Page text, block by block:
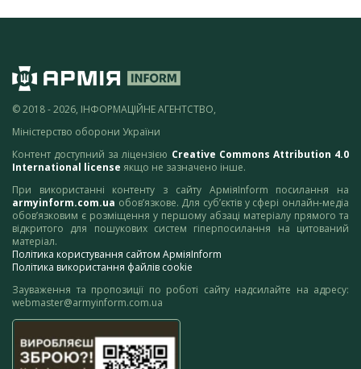
© 2018 - 2026, ІНФОРМАЦІЙНЕ АГЕНТСТВО,
Міністерство оборони України
Контент доступний за ліцензією Creative Commons Attribution 4.0
International license якщо не зазначено інше.
При використанні контенту з сайту АрміяInform посилання на
armyinform.com.ua обов’язкове. Для суб’єктів у сфері онлайн-медіа
обов’язковим є розміщення у першому абзаці матеріалу прямого та
відкритого для пошукових систем гіперпосилання на цитований
матеріал.
Політика користування сайтом АрміяInform
Політика використання файлів cookie
Зауваження та пропозиції по роботі сайту надсилайте на адресу:
webmaster@armyinform.com.ua